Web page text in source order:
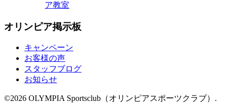
ア教室
オリンピア掲示板
キャンペーン
お客様の声
スタッフブログ
お知らせ
©2026 OLYMPIA Sportsclub（オリンピアスポーツクラブ）.